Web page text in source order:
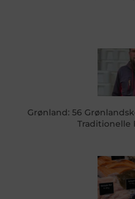
Grønland: 56
Traditionelle